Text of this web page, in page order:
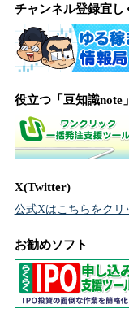
チャンネル登録宜し
役立つ「豆知識note」
X(Twitter)
公式Xはこちらをクリ
お勧めソフト